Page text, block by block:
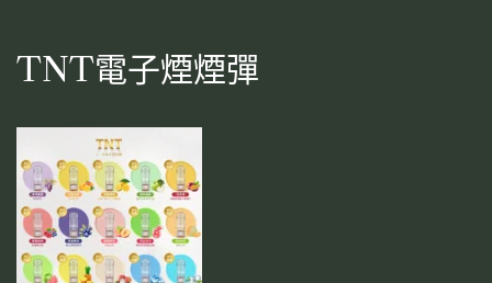
TNT電子煙煙彈